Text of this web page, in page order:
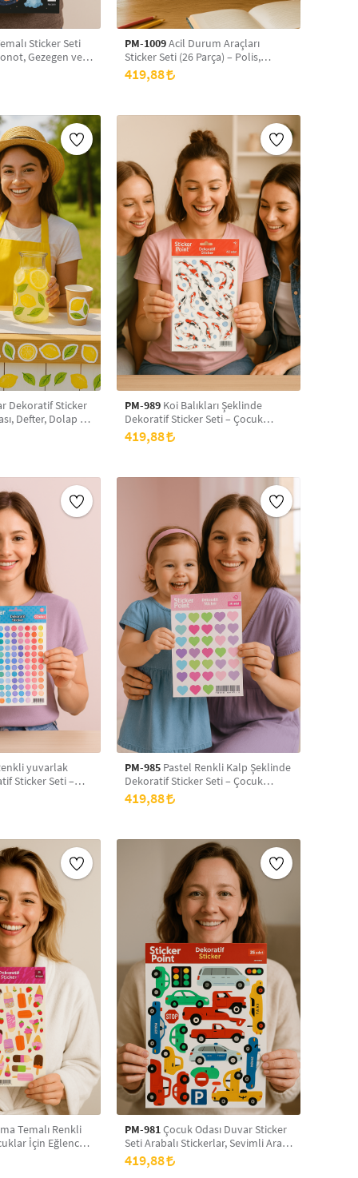
Sticker Seti
Gezegen ve
Odası, Defter,
PM-1009Acil Durum Araçları
Sticker Seti (26 Parça) – Polis,
Ambulans, İtfaiye ve Meslek Figürlü
Dekoratif Çıkartmalar
419,88
Dekoratif Sticker
Defter, Dolap ve
Etiketler
PM-989 Koi Balıkları Şeklinde
Dekoratif Sticker Seti – Çocuk
Odası, Defter, Dolap ve Duvar Süsü
İçin Sökülüp Yapıştırılabilir Sevimli
419,88
yuvarlak
Sticker Seti –
Dolap ve
PM-985 Pastel Renkli Kalp Şeklinde
Dekoratif Sticker Seti – Çocuk
Odası, Defter, Dolap ve Duvar Süsü
İçin Sökülüp Yapıştırılabilir Sevimli
419,88
Temalı Renkli
İçin Eğlenceli
PM-981Çocuk Odası Duvar Sticker
Seti Arabalı Stickerlar, Sevimli Araç
Temalı Etiketler, Okul Çantası,
Dolap, Fayans Uyumlu Dekoratif
419,88